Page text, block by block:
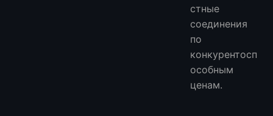
стные
соединения
по
конкурентосп
особным
ценам.